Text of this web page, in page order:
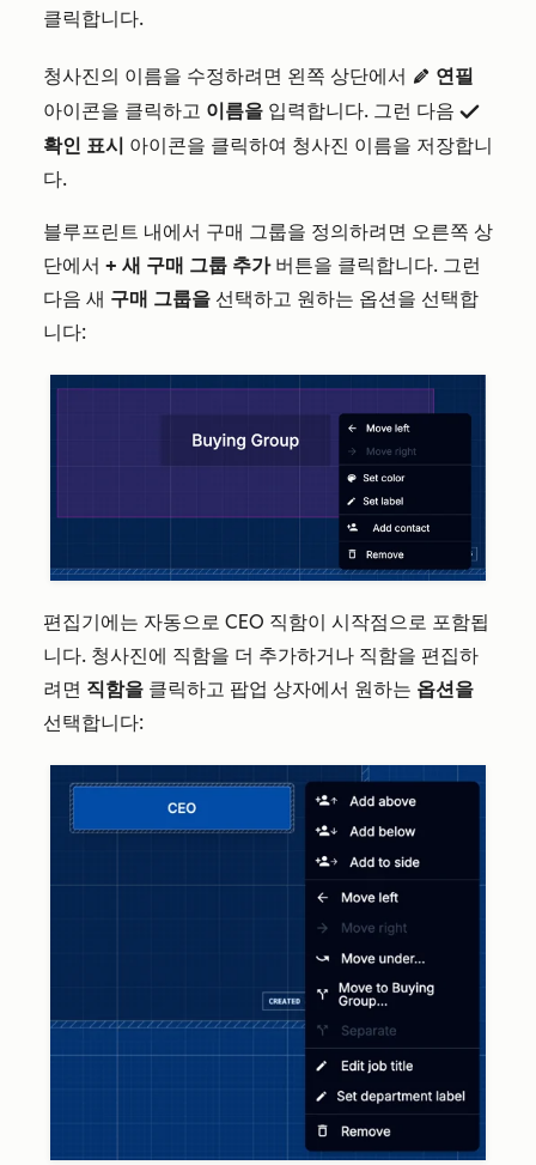
클릭합니다.
청사진의 이름을 수정하려면 왼쪽 상단에서 editIcon 연필
아이콘을 클릭하고 이름을 입력합니다. 그런 다음 successIcon
확인 표시 아이콘을 클릭하여 청사진 이름을 저장합니
다.
블루프린트 내에서 구매 그룹을 정의하려면 오른쪽 상
단에서 + 새 구매 그룹 추가버튼을 클릭합니다. 그런
다음 새 구매 그룹을 선택하고 원하는 옵션을 선택합
니다:
편집기에는 자동으로 CEO 직함이 시작점으로 포함됩
니다. 청사진에 직함을 더 추가하거나 직함을 편집하
려면 직함을 클릭하고 팝업 상자에서 원하는 옵션을
선택합니다: